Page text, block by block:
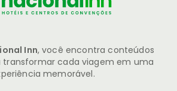
Inn, você encontra conteúdos
transformar cada viagem em uma
memorável.